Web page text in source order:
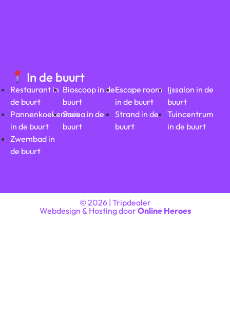
In de buurt
Restaurant in
de buurt
Pannenkoekenhuis
in de buurt
Zwembad in
de buurt
Bioscoop in de
buurt
Sauna in de
buurt
Escape room
in de buurt
Strand in de
buurt
Ijssalon in de
buurt
Tuincentrum
in de buurt
© 2026 | Tripdealer
Webdesign & Hosting doorOnline Heroes